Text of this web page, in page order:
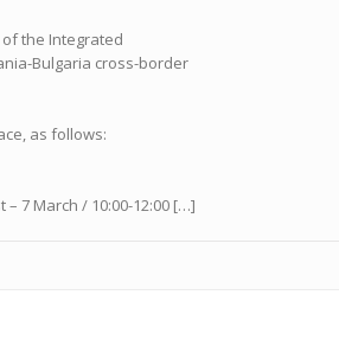
the Integrated
Bulgaria cross-border
as follows:
7 March / 10:00-12:00 […]